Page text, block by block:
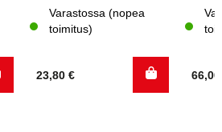
Varastossa (nopea
toimitus)
23,80 €